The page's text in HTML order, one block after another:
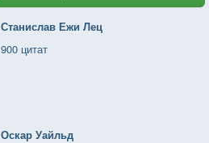
Станислав Ежи Лец
900 цитат
Оскар Уайльд